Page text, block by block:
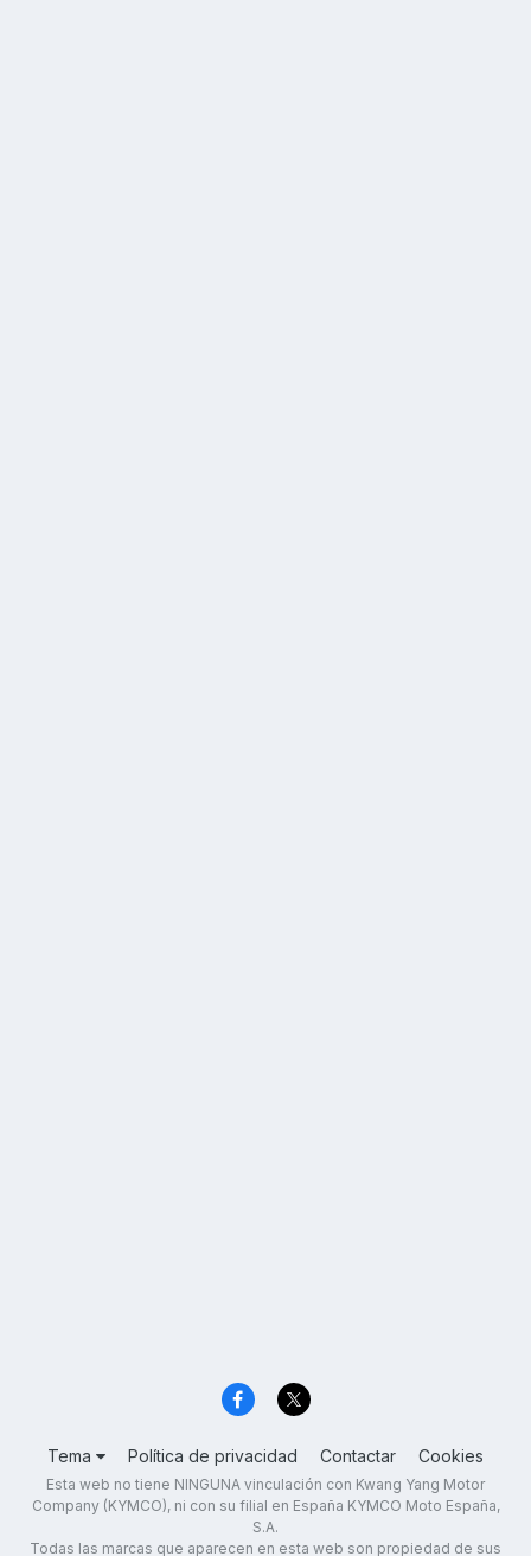
Tema Política de privacidad Contactar Cookies
Esta web no tiene NINGUNA vinculación con Kwang Yang Motor
Company (KYMCO), ni con su filial en España KYMCO Moto España,
S.A.
Todas las marcas que aparecen en esta web son propiedad de sus